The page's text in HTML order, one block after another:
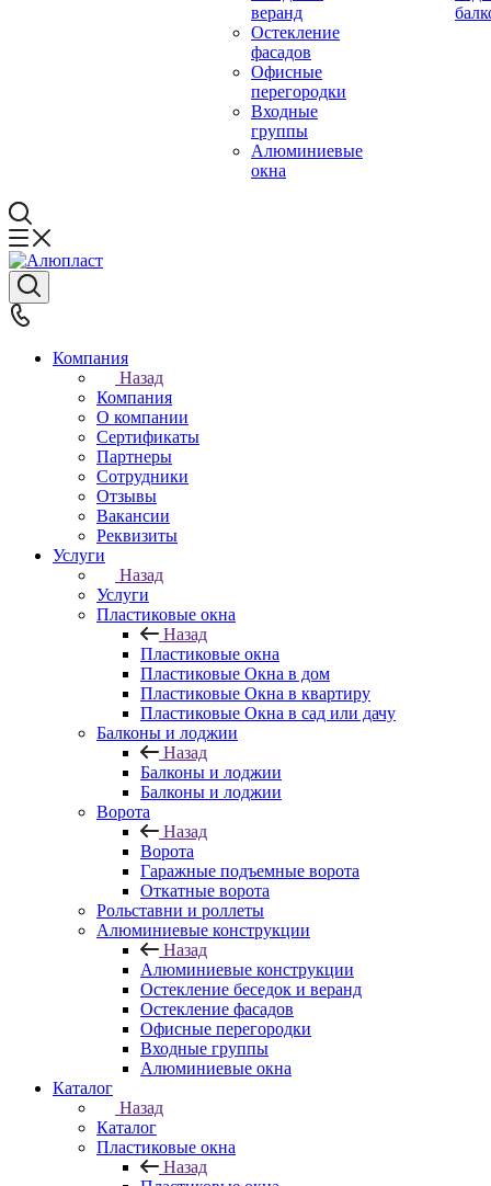
веранд
Остекление
фасадов
Офисные
перегородки
Входные
группы
Алюминиевые
окна
Компания
Назад
Компания
О компании
Сертификаты
Партнеры
Сотрудники
Отзывы
Вакансии
Реквизиты
Услуги
Назад
Услуги
Пластиковые окна
Назад
Пластиковые окна
Пластиковые Окна в дом
Пластиковые Окна в квартиру
Пластиковые Окна в сад или дачу
Балконы и лоджии
Назад
Балконы и лоджии
Балконы и лоджии
Ворота
Назад
Ворота
Гаражные подъемные ворота
Откатные ворота
Рольставни и роллеты
Алюминиевые конструкции
Назад
Алюминиевые конструкции
Остекление беседок и веранд
Остекление фасадов
Офисные перегородки
Входные группы
Алюминиевые окна
Каталог
Назад
Каталог
Пластиковые окна
Назад